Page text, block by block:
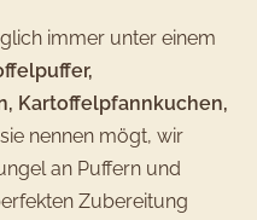
immer unter einem
Kartoffelpfannkuchen,
nennen mögt, wir
an Puffern und
Zubereitung